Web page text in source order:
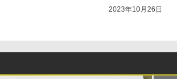
2023年10月26日